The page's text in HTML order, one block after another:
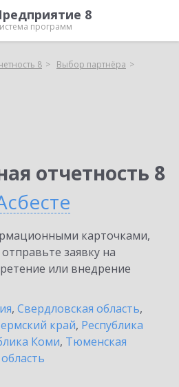
8
программ
8
Выбор партнёра
отчетность 8
карточками,
заявку на
или внедрение
, Свердловская область,
край, Республика
Коми, Тюменская